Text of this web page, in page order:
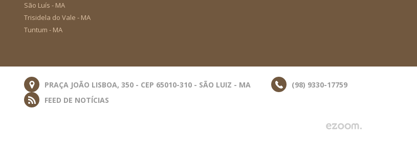
São Luís - MA
Trisidela do Vale - MA
Tuntum - MA
PRAÇA JOÃO LISBOA, 350 - CEP 65010-310 - SÃO LUIZ - MA
(98) 9330-17759
FEED DE NOTÍCIAS